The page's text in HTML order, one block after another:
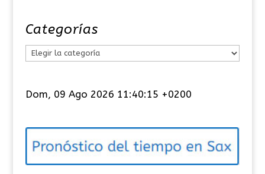
Categorías
e
o
í
Dom, 09 Ago 2026 11:40:15 +0200